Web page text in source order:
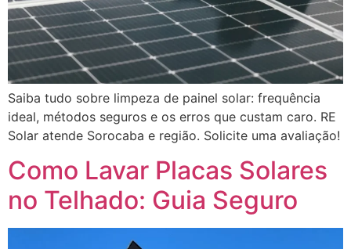
Saiba tudo sobre limpeza de painel solar: frequência
ideal, métodos seguros e os erros que custam caro. RE
Solar atende Sorocaba e região. Solicite uma avaliação!
Como Lavar Placas Solares
no Telhado: Guia Seguro